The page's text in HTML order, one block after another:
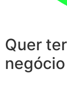
Quer
negócio